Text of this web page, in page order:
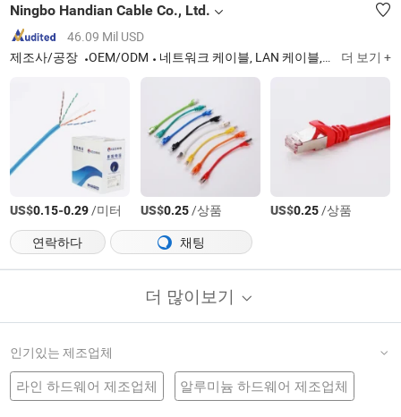
Ningbo Handian Cable Co., Ltd.
46.09 Mil USD
제조사/공장
OEM/ODM 네트워크 케이블, LAN 케이블, Cat5e, Cat6 케이블, 패치 코드 더 보기 +
US$0.15-0.29/미터 US$0.25/상품 US$0.25/상품
연락하다
채팅
더 많이보기
인기있는 제조업체
라인 하드웨어 제조업체 알루미늄 하드웨어 제조업체